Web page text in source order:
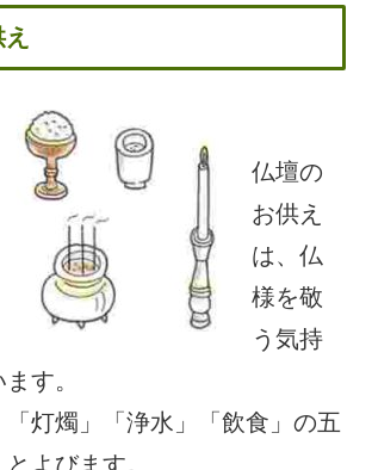
仏壇の
お供え
は、仏
様を敬
う気持
す。
「灯燭」「浄水」「飲食」の五
よびます。